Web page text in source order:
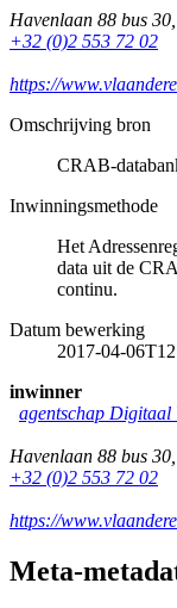
Havenlaan 88 bus 30
+32 (0)2 553 72 02
https://
Omschrijving bron
CRAB-
Inwinningsmethode
Het
data uit de
continu.
Datum bewerking
2017-04-
inwinner
agentschap Digitaal
Havenlaan 88 bus 30
+32 (0)2 553 72 02
https://
Meta-